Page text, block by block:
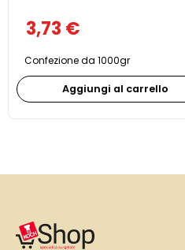
3,73 €
Confezione da 1000gr
Aggiungi al carrello